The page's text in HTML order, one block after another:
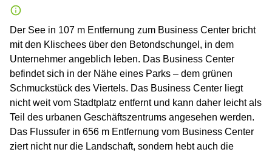
Der See in 107 m Entfernung zum Business Center bricht
mit den Klischees über den Betondschungel, in dem
Unternehmer angeblich leben. Das Business Center
befindet sich in der Nähe eines Parks – dem grünen
Schmuckstück des Viertels. Das Business Center liegt
nicht weit vom Stadtplatz entfernt und kann daher leicht als
Teil des urbanen Geschäftszentrums angesehen werden.
Das Flussufer in 656 m Entfernung vom Business Center
ziert nicht nur die Landschaft, sondern hebt auch die